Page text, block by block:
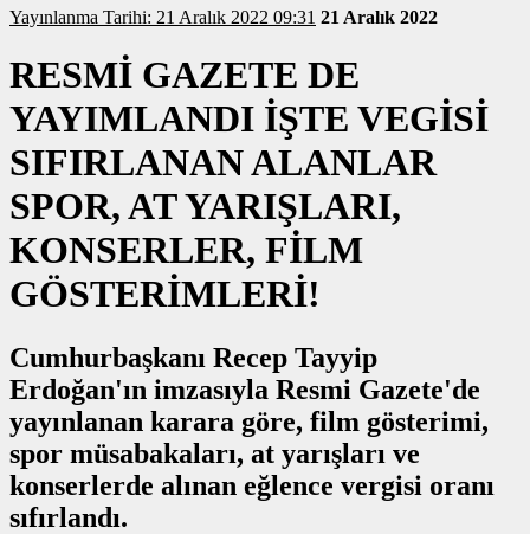
Yayınlanma Tarihi: 21 Aralık 2022 09:31 21 Aralık 2022
RESMİ GAZETE DE
YAYIMLANDI İŞTE VEGİSİ
SIFIRLANAN ALANLAR
SPOR, AT YARIŞLARI,
KONSERLER, FİLM
GÖSTERİMLERİ!
Cumhurbaşkanı Recep Tayyip
Erdoğan'ın imzasıyla Resmi Gazete'de
yayınlanan karara göre, film gösterimi,
spor müsabakaları, at yarışları ve
konserlerde alınan eğlence vergisi oranı
sıfırlandı.